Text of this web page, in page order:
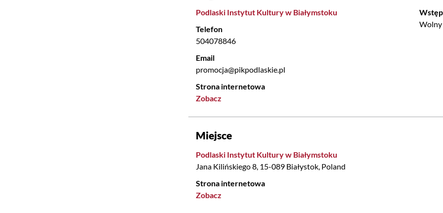
Podlaski Instytut Kultury w Białymstoku
Telefon
504078846
Email
promocja@pikpodlaskie.pl
Strona internetowa
Zobacz
Wstęp
Wolny
Miejsce
Podlaski Instytut Kultury w Białymstoku
Jana Kilińskiego 8, 15-089 Białystok, Poland
Strona internetowa
Zobacz